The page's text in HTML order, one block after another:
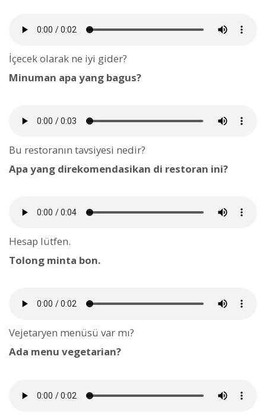
İçecek olarak ne iyi gider?
Minuman apa yang bagus?
Bu restoranın tavsiyesi nedir?
Apa yang direkomendasikan di restoran ini?
Hesap lütfen.
Tolong minta bon.
Vejetaryen menüsü var mı?
Ada menu vegetarian?